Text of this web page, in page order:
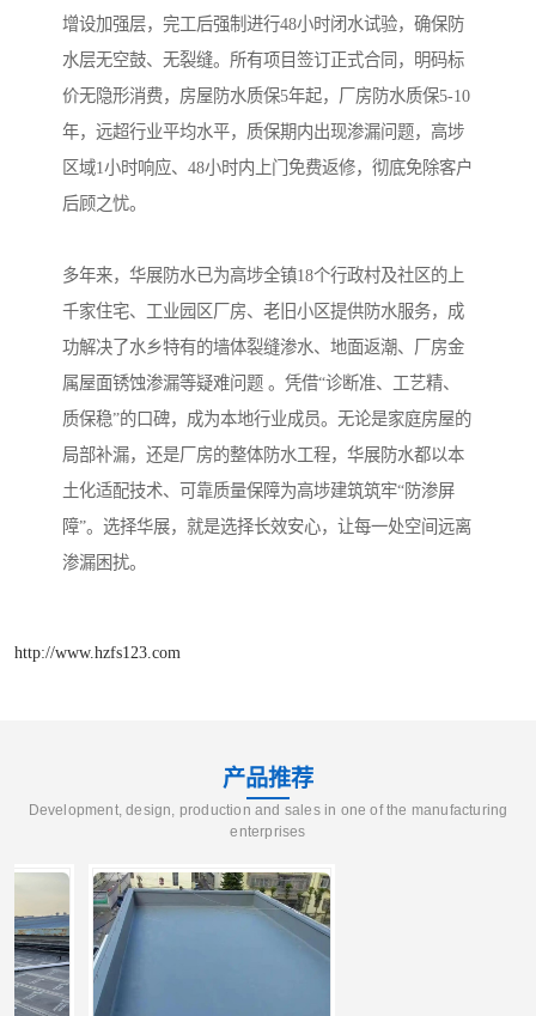
增设加强层，完工后强制进行48小时闭水试验，确保防
水层无空鼓、无裂缝。所有项目签订正式合同，明码标
价无隐形消费，房屋防水质保5年起，厂房防水质保5-10
年，远超行业平均水平，质保期内出现渗漏问题，高埗
区域1小时响应、48小时内上门免费返修，彻底免除客户
后顾之忧。
多年来，华展防水已为高埗全镇18个行政村及社区的上
千家住宅、工业园区厂房、老旧小区提供防水服务，成
功解决了水乡特有的墙体裂缝渗水、地面返潮、厂房金
属屋面锈蚀渗漏等疑难问题 。凭借“诊断准、工艺精、
质保稳”的口碑，成为本地行业成员。无论是家庭房屋的
局部补漏，还是厂房的整体防水工程，华展防水都以本
土化适配技术、可靠质量保障为高埗建筑筑牢“防渗屏
障”。选择华展，就是选择长效安心，让每一处空间远离
渗漏困扰。
http://www.hzfs123.com
产品推荐
Development, design, production and sales in one of the manufacturing
enterprises